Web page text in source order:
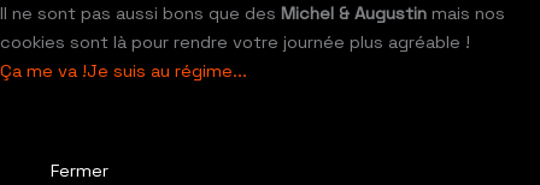
Il ne sont pas aussi bons que des Michel & Augustin mais nos
cookies sont là pour rendre votre journée plus agréable !
Ça me va !Je suis au régime...
Fermer